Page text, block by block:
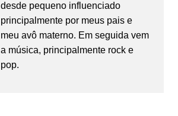
desde pequeno influenciado
principalmente por meus pais e
meu avô materno. Em seguida vem
a música, principalmente rock e
pop.